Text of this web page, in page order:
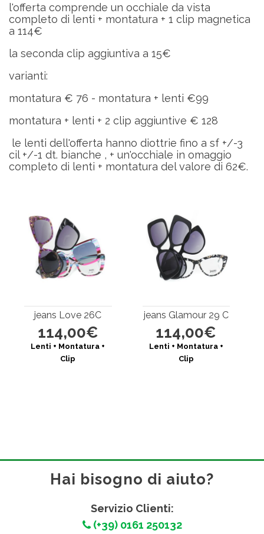
l'offerta comprende un occhiale da vista
completo di lenti + montatura + 1 clip magnetica
a 114€
la seconda clip aggiuntiva a 15€
varianti:
montatura € 76 - montatura + lenti €99
montatura + lenti + 2 clip aggiuntive € 128
le lenti dell'offerta hanno diottrie fino a sf +/-3
cil +/-1 dt. bianche , + un'occhiale in omaggio
completo di lenti + montatura del valore di 62€.
jeans Love 26C
114,00€
Lenti + Montatura +
Clip
jeans Glamour 29 C
114,00€
Lenti + Montatura +
Clip
Hai bisogno di aiuto?
Servizio Clienti:
(+39) 0161 250132